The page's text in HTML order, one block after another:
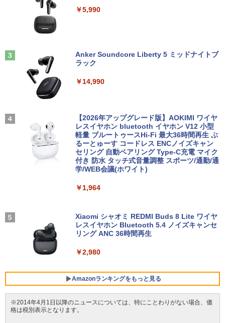
luetooth HDMI 中古パソコン ノート 中
【★最大100%ポイント】【新生活応援・
5.6型/USB 3.0/DVD/SDカードスロット/
Wi-Fi/Office/無線マウス/中古 パソコン/
中古PC ノートパソコン/Windows11
￥9,999
中古 MacBook Air（11インチ，Early 20
o.01-0）
￥15,900
5
ソコン 中古 Cランク 訳あり Win11 Pro i
5 第8世代 カメラ付き Lenovo ThinkPa
d X390 8GBメモリ 256GB 高速 PCIe SS
D 13.3インチ フルHD 指紋 顔認証 軽いパ
16GB | SSD:512GB(新品) | DVDマルチ |
Kディスプレイモデル MNE92J/A (Mid 2
中古パソコン | HP | ProOne 600 G5 All-i
n-One | Windows11 | 一体型 | 一年保証
| 第9世代 | Core i3 9100T 3.1(～最大3.7)
GHz | MEM:16GB | SSD:512GB(新品) |
内蔵 | フルHD | Win11Pro64Bit | ACアダ
￥34,980
HP 800G6 SF(8YM57AV-CMFZ:Win10x
2021年頃購入
PC/スマホ/ゲーム機対応 収納ケース付き
【選べる2色 コスパ抜群】モバイルモニ
光沢IPS パネル Type-C対応 miniHDMI
￥8,999
LG PCモニター 23.8インチ IPS フルHD
100Hz HDMI×2 ブルーライト低減 VESA
スプレイ モニター LGエレクトロニクス
インチ タッチパネル タッチペン対応 モ
HDR対応 OTG対応 ポータブルモニター
軽量 自立型 スピーカー内蔵Switch2 PS5
XBOX PC Mac iPhone
￥594
3） [ 益田 ミリ ]
￥1,760
子書籍】[ 渡 真仁 ]
￥5,990
Anker Soundcore Liberty 5 ミッドナイトブ
ラック
￥14,990
【2026年アップグレード版】AOKIMI ワイヤ
レスイヤホン bluetooth イヤホン V12 小型
軽量 ブルートゥースHi-Fi 最大36時間再生 ぶ
るーとゅーす コードレス ENCノイズキャン
セリング 自動ペアリング Type-C充電 マイク
付き 防水 タッチ式音量調整 スポーツ/通勤/通
学/WEB会議(ホワイト)
￥1,964
Xiaomi シャオミ REDMI Buds 8 Lite ワイヤ
レスイヤホン Bluetooth 5.4 ノイズキャンセ
リング ANC 36時間再生
￥2,980
Amazonランキングをもっと見る
※2014年4月1日以降のニュースについては、特にことわりがない場合、価
格は税別表示となります。